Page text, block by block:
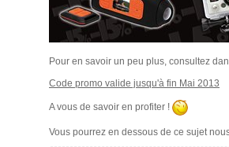
Pour en savoir un peu plus, consultez
Code promo valide jusqu'à fin Mai 2013
A vous de savoir en profiter !
Vous pourrez en dessous de ce sujet